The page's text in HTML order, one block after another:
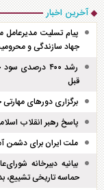
آخرین اخبار
پیام تسلیت مدیرعامل
جهاد سازندگی و
رشد ۴۰۰
قبل
برگزاری دور‌های
پاسخ رهبر انقلاب
ملت ایران برای دشمن
بیانیه دبیرخانه
حماسه تاریخی تشییع،